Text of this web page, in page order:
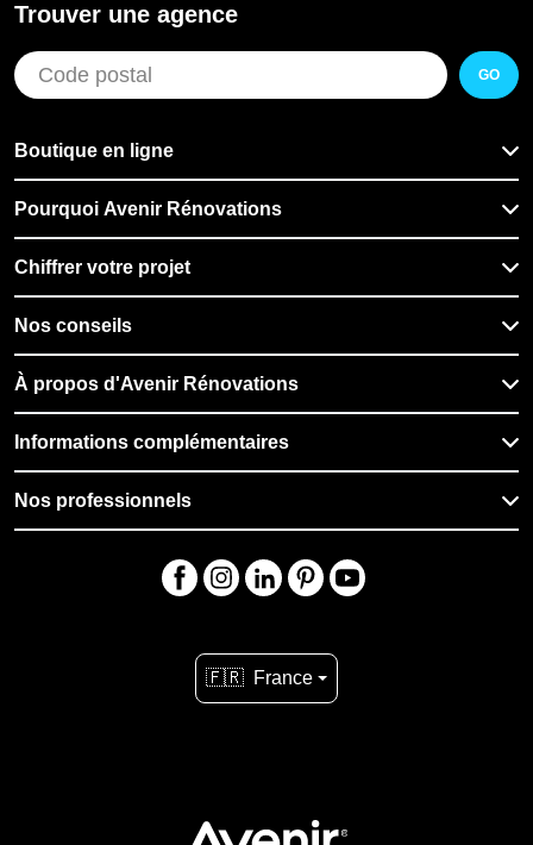
Trouver une agence
GO
Boutique en ligne
Pourquoi Avenir Rénovations
Chiffrer votre projet
Nos conseils
À propos d'Avenir Rénovations
Informations complémentaires
Nos professionnels
🇫🇷 France